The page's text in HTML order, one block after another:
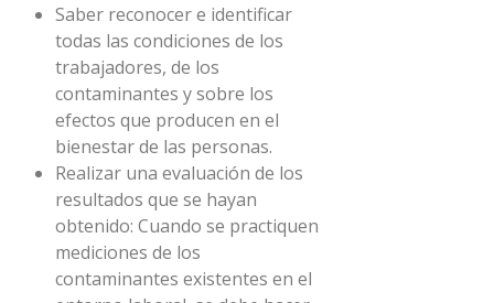
Saber reconocer e identificar
todas las condiciones de los
trabajadores, de los
contaminantes y sobre los
efectos que producen en el
bienestar de las personas.
Realizar una evaluación de los
resultados que se hayan
obtenido: Cuando se practiquen
mediciones de los
contaminantes existentes en el